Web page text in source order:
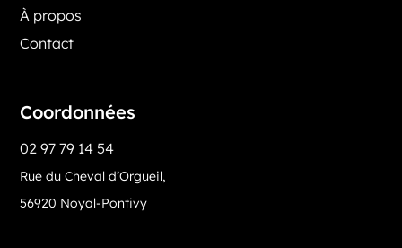
À propos
Contact
Coordonnées
02 97 79 14 54
Rue du Cheval d’Orgueil,
56920 Noyal-Pontivy